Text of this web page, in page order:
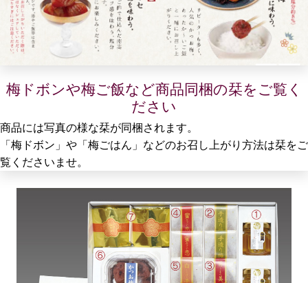
梅ドボンや梅ご飯など商品同梱の栞をご覧く
ださい
商品には写真の様な栞が同梱されます。
「梅ドボン」や「梅ごはん」などのお召し上がり方法は栞をご
覧くださいませ。